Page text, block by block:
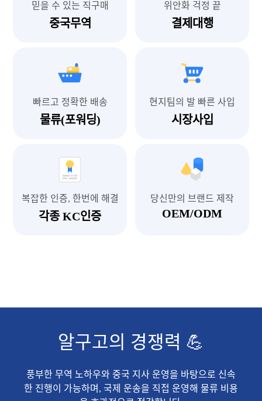
믿을 수 있는 직구매
중국무역
위안화 걱정 끝
결제대행
빠르고 정확한 배송
물류(포워딩)
현지팀의 발 빠른 사입
시장사입
복잡한 인증, 한번에 해결
각종 KC인증
당신만의 브랜드 제작
OEM/ODM
알구고의 경쟁력 💪
풍부한 무역 노하우와 중국 지사 운영을 바탕으로 신속
한 진행이 가능하며, 국제 운송을 직접 운영해 물류 비용